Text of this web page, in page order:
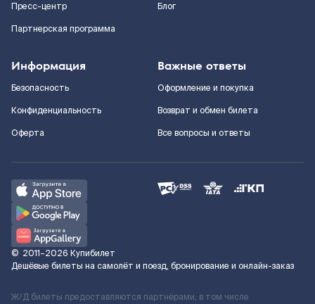
Пресс-центр
Партнерская программа
Блог
Информация
Безопасность
Конфиденциальность
Оферта
Важные ответы
Оформление и покупка
Возврат и обмен билета
Все вопросы и ответы
© 2011–2026 Купибилет
Дешёвые билеты на самолёт и поезд, бронирование и онлайн-заказ
Ж/Д билеты предоставляются партнёрами, в том числе